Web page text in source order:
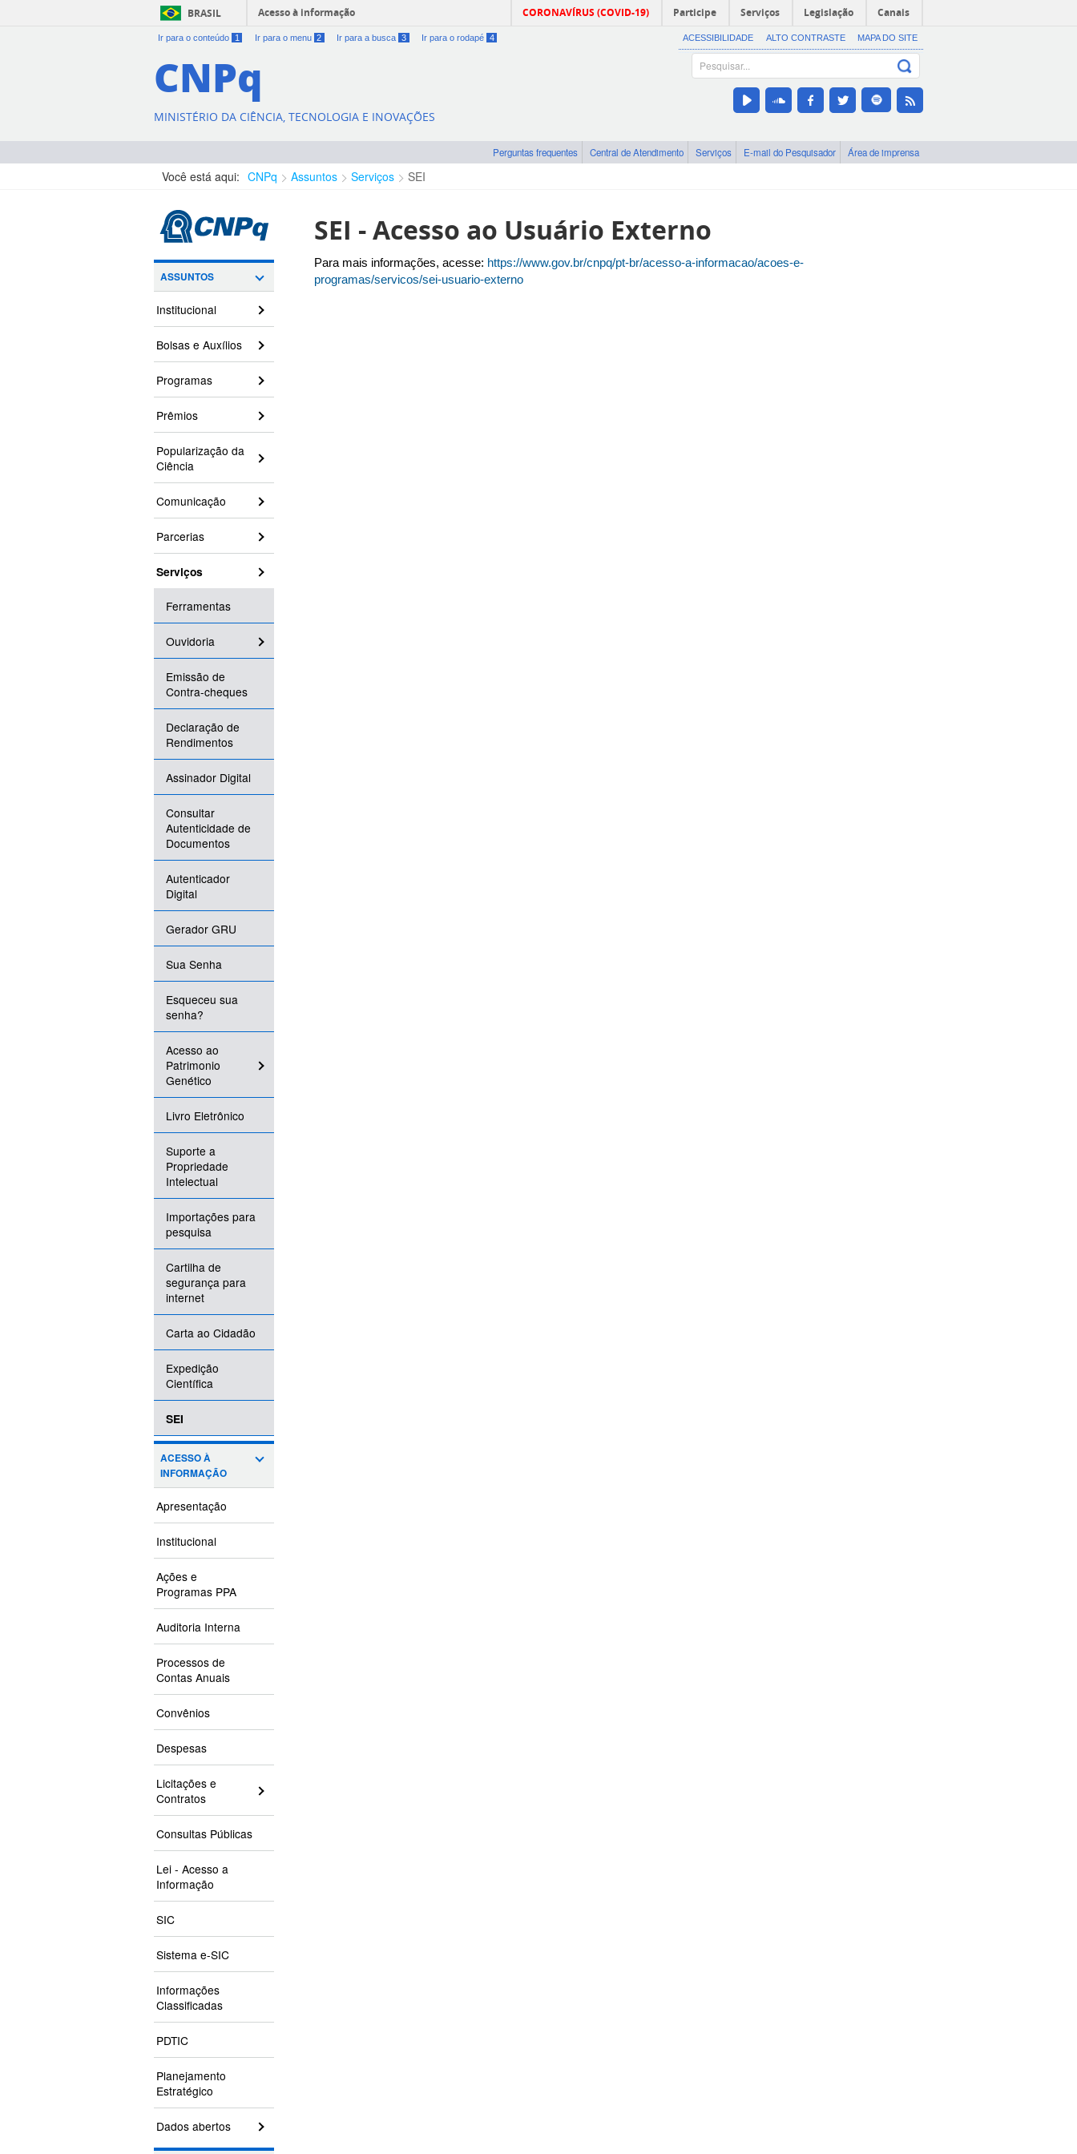
BRASIL Acesso à informação CORONAVÍRUS (COVID-19) Participe Serviços Legislação Canais
Ir para o conteúdo 1 Ir para o menu 2 Ir para a busca 3 Ir para o rodapé 4 ACESSIBILIDADE ALTO CONTRASTE MAPA DO SITE
CNPq
MINISTÉRIO DA CIÊNCIA, TECNOLOGIA E INOVAÇÕES
Perguntas frequentes Central de Atendimento Serviços E-mail do Pesquisador Área de imprensa
Você está aqui: CNPq Assuntos Serviços SEI
ASSUNTOS
Institucional
Bolsas e Auxílios
Programas
Prêmios
Popularização da
Ciência
Comunicação
Parcerias
Serviços
Ferramentas
Ouvidoria
Emissão de
Contra-cheques
Declaração de
Rendimentos
Assinador Digital
Consultar
Autenticidade de
Documentos
Autenticador
Digital
Gerador GRU
Sua Senha
Esqueceu sua
senha?
Acesso ao
Patrimonio
Genético
Livro Eletrônico
Suporte a
Propriedade
Intelectual
Importações para
pesquisa
Cartilha de
segurança para
internet
Carta ao Cidadão
Expedição
Científica
SEI
ACESSO À
INFORMAÇÃO
Apresentação
Institucional
Ações e
Programas PPA
Auditoria Interna
Processos de
Contas Anuais
Convênios
Despesas
Licitações e
Contratos
Consultas Públicas
Lei - Acesso a
Informação
SIC
Sistema e-SIC
Informações
Classificadas
PDTIC
Planejamento
Estratégico
Dados abertos
SEI - Acesso ao Usuário Externo
Para mais informações, acesse: https://www.gov.br/cnpq/pt-br/acesso-a-informacao/acoes-e-
programas/servicos/sei-usuario-externo